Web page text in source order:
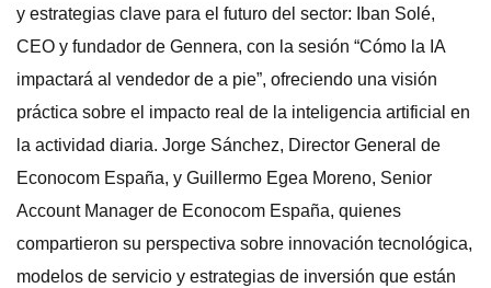
y estrategias clave para el futuro del sector: Iban Solé,
CEO y fundador de Gennera, con la sesión “Cómo la IA
impactará al vendedor de a pie”, ofreciendo una visión
práctica sobre el impacto real de la inteligencia artificial en
la actividad diaria. Jorge Sánchez, Director General de
Econocom España, y Guillermo Egea Moreno, Senior
Account Manager de Econocom España, quienes
compartieron su perspectiva sobre innovación tecnológica,
modelos de servicio y estrategias de inversión que están